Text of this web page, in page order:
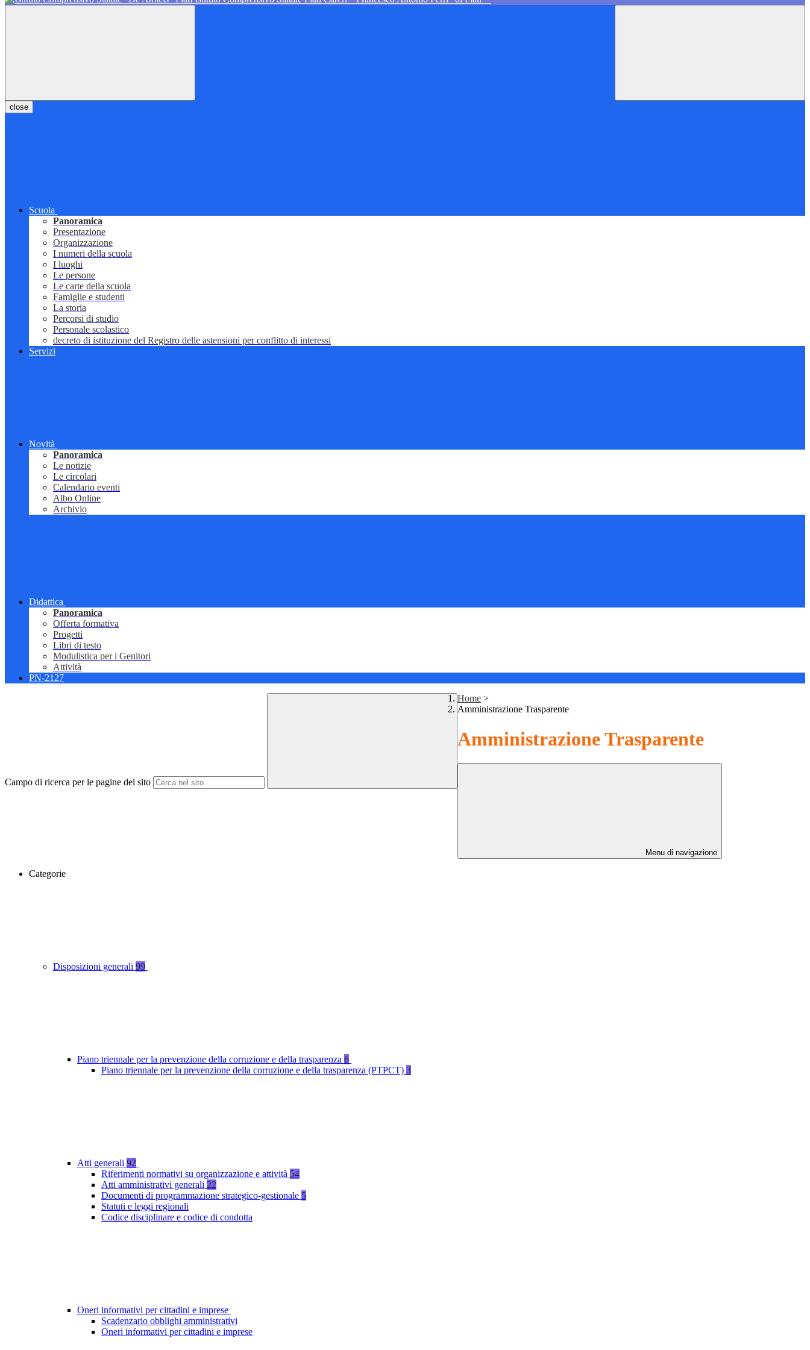
close
Scuola
Panoramica
Presentazione
Organizzazione
I numeri della scuola
I luoghi
Le persone
Le carte della scuola
Famiglie e studenti
La storia
Percorsi di studio
Personale scolastico
decreto di istituzione del Registro delle astensioni per conflitto di interessi
Servizi
Novità
Panoramica
Le notizie
Le circolari
Calendario eventi
Albo Online
Archivio
Didattica
Panoramica
Offerta formativa
Progetti
Libri di testo
Modulistica per i Genitori
Attività
PN-2127
Campo di ricerca per le pagine del sito
Home >
Amministrazione Trasparente
Amministrazione Trasparente
Menu di navigazione
Categorie
Disposizioni generali 99
Piano triennale per la prevenzione della corruzione e della trasparenza 6
Piano triennale per la prevenzione della corruzione e della trasparenza (PTPCT) 3
Atti generali 92
Riferimenti normativi su organizzazione e attività 54
Atti amministrativi generali 22
Documenti di programmazione strategico-gestionale 5
Statuti e leggi regionali
Codice disciplinare e codice di condotta
Oneri informativi per cittadini e imprese
Scadenzario obblighi amministrativi
Oneri informativi per cittadini e imprese